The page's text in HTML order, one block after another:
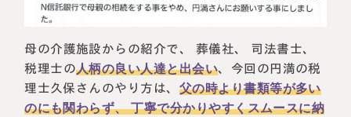
私たちについて
選ばれる理由
税理士紹介
相続について学ぶ
相続コラム
母の介護施設からの紹介で、 葬儀社、 司法書士、
税理士の人柄の良い人達と出会い、今回の円満の税
理士久保さんのやり方は、父の時より書類等が多い
のにも関わらず、 丁寧で分かりやすくスムースに納